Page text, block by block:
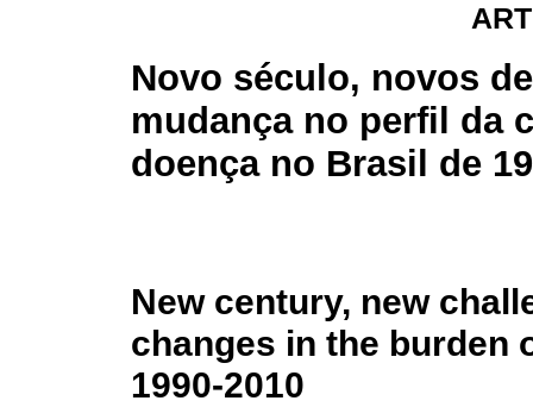
Novo século, novos
mudança no perfil da
doença no Brasil de
New century, new
changes in the burden
1990-2010